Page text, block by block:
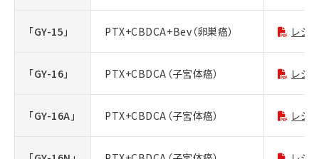
「GY-15」 PTX+CBDCA+Bev（卵巣癌） レジ
「GY-16」 PTX+CBDCA（子宮体癌） レジ
「GY-16A」 PTX+CBDCA（子宮体癌） レジ